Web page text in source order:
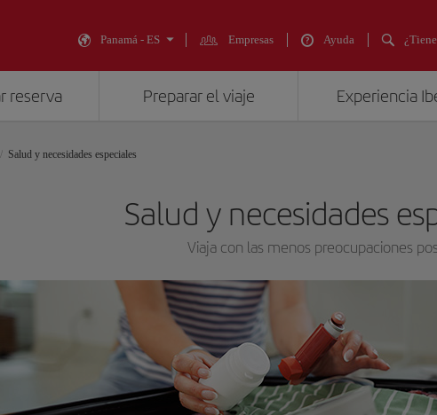
Panamá - ES Empresas Ayuda
reserva Preparar el viaje Experiencia
Salud y necesidades especiales
Salud y necesidades
Viaja con las menos preocupaciones